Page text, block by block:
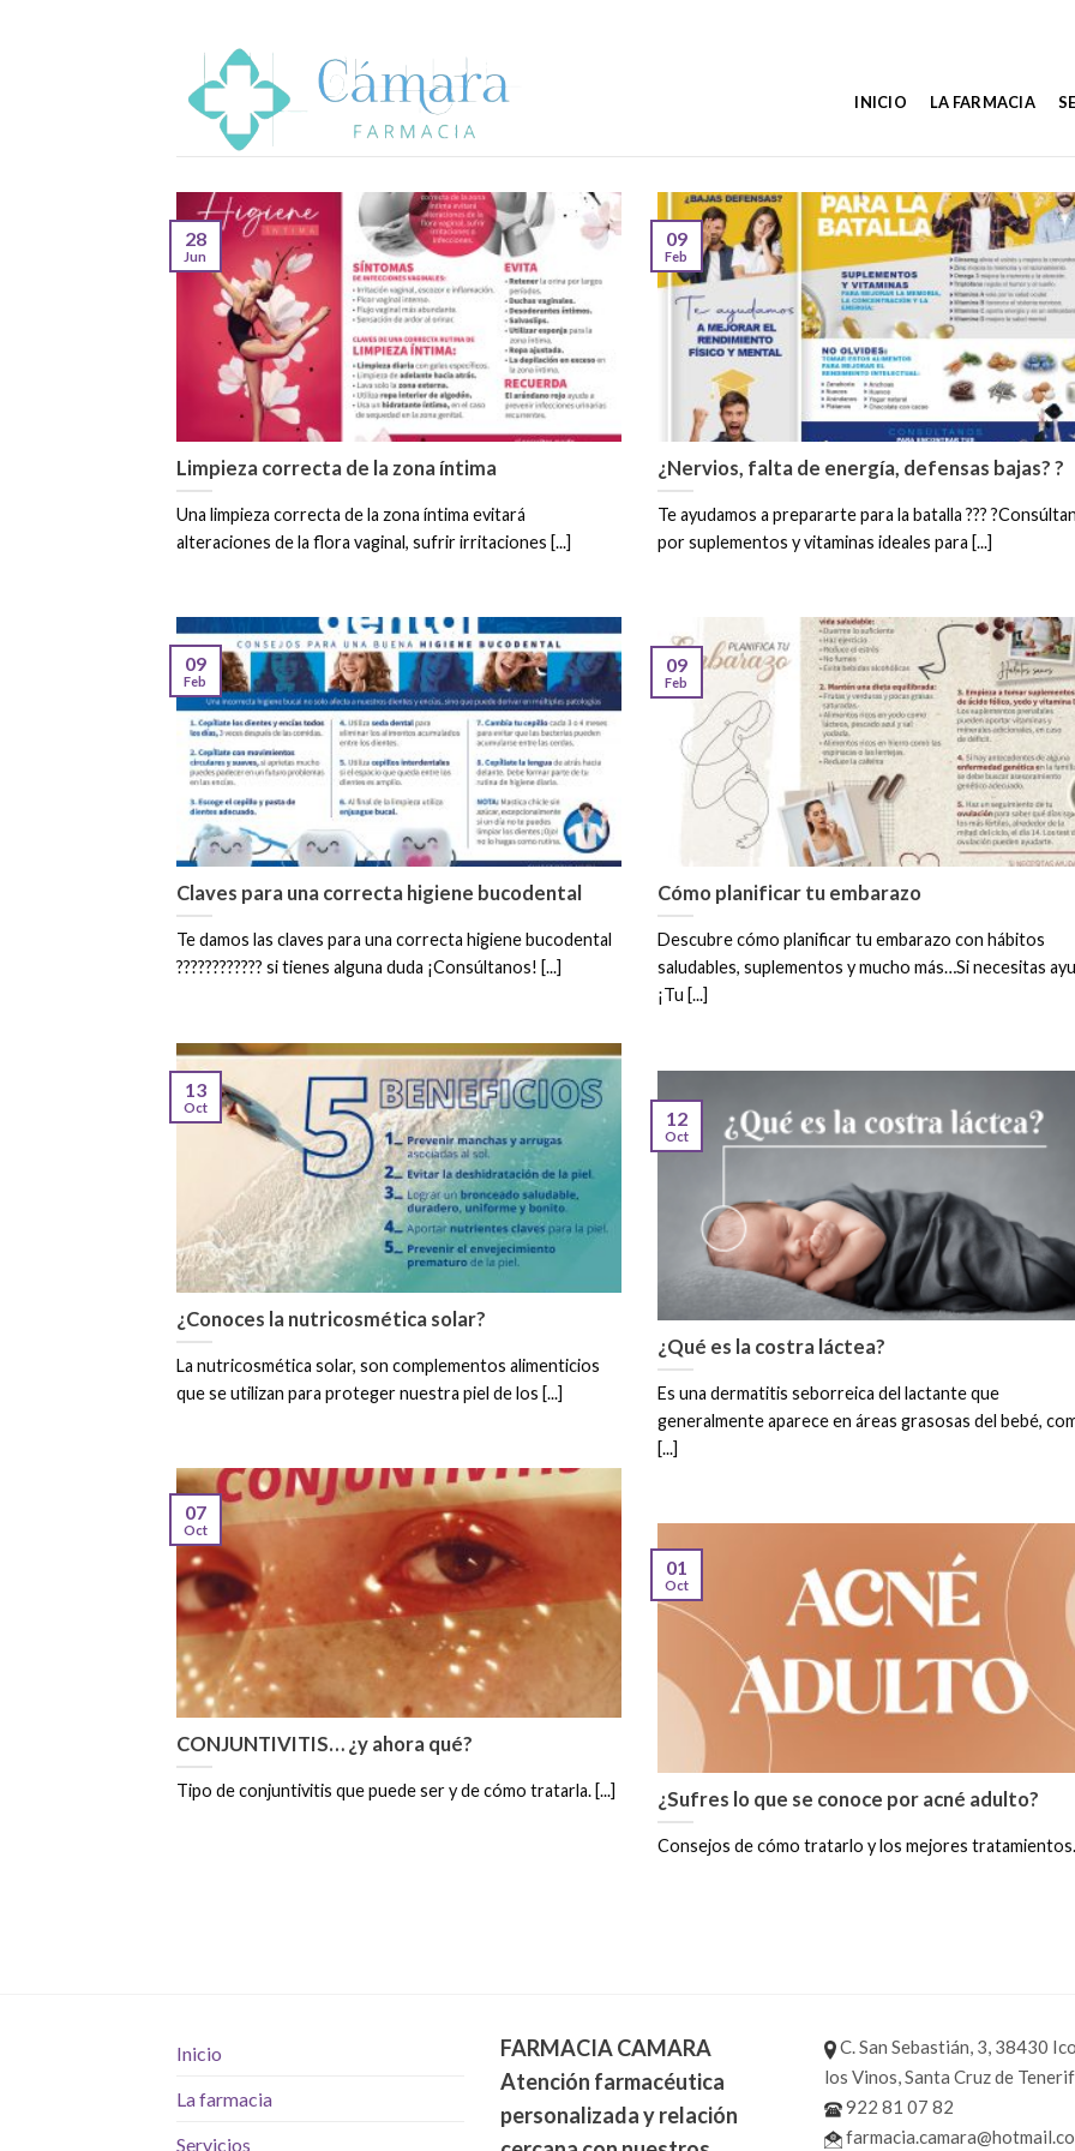
INICIO LA FARMACIA
Limpieza correcta de la zona íntima
Una limpieza correcta de la zona íntima evitará
alteraciones de la flora vaginal, sufrir irritaciones [...]
28
Jun
¿Nervios, falta de energía, defensas bajas? ?
Te ayudamos a prepararte para la batalla ???
por suplementos y vitaminas ideales para [...]
09
Feb
Claves para una correcta higiene bucodental
Te damos las claves para una correcta higiene bucodental
???????????? si tienes alguna duda ¡Consúltanos! [...]
09
Feb
Cómo planificar tu embarazo
Descubre cómo planificar tu embarazo con hábitos
saludables, suplementos y mucho más…Si necesitas
¡Tu [...]
09
Feb
¿Conoces la nutricosmética solar?
La nutricosmética solar, son complementos alimenticios
que se utilizan para proteger nuestra piel de los [...]
13
Oct
¿Qué es la costra láctea?
Es una dermatitis seborreica del lactante que
generalmente aparece en áreas grasosas del bebé,
[...]
12
Oct
CONJUNTIVITIS… ¿y ahora qué?
Tipo de conjuntivitis que puede ser y de cómo tratarla. [...]
07
Oct
¿Sufres lo que se conoce por acné adulto?
Consejos de cómo tratarlo y los mejores tratamientos.
01
Oct
Inicio
La farmacia
Servicios
FARMACIA CAMARA
Atención farmacéutica
personalizada y relación
C. San Sebastián, 3, 38430
los Vinos, Santa Cruz de
922 81 07 82